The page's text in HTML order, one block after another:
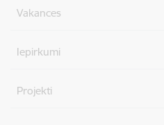
Vakances
Iepirkumi
Projekti